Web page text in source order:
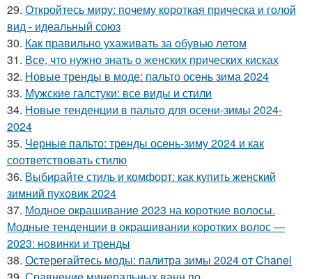
29. Откройтесь миру: почему короткая прическа и голой
вид - идеальный союз
30. Как правильно ухаживать за обувью летом
31. Все, что нужно знать о женских прических кисках
32. Новые тренды в моде: пальто осень зима 2024
33. Мужские галстуки: все виды и стили
34. Новые тенденции в пальто для осени-зимы 2024-
2024
35. Черные пальто: тренды осень-зиму 2024 и как
соответствовать стилю
36. Выбирайте стиль и комфорт: как купить женский
зимний пуховик 2024
37. Модное окрашивание 2023 на короткие волосы.
Модные тенденции в окрашивании коротких волос —
2023: новинки и тренды
38. Остерегайтесь моды: палитра зимы 2024 от Chanel